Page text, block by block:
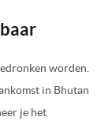
worden.
in Bhutan
je het